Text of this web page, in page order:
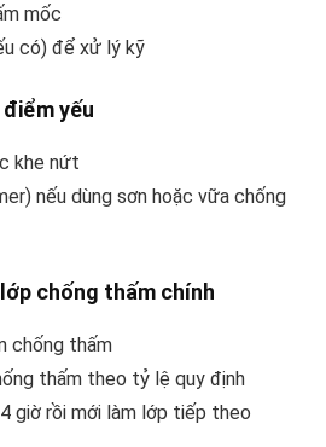
mốc
có) để xử lý kỹ
yếu
khe nứt
nếu dùng sơn hoặc vữa chống
chống thấm chính
chống thấm
thấm theo tỷ lệ quy định
giờ rồi mới làm lớp tiếp theo